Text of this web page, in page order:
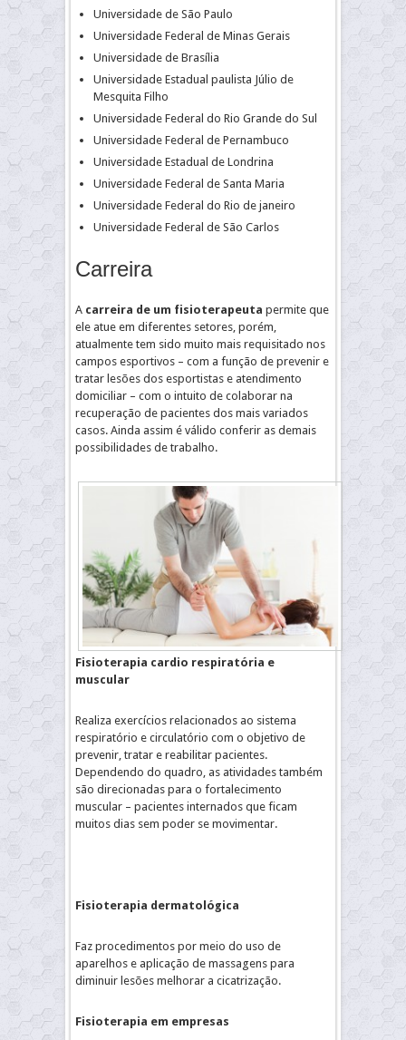
Universidade de São Paulo
Universidade Federal de Minas Gerais
Universidade de Brasília
Universidade Estadual paulista Júlio de
Mesquita Filho
Universidade Federal do Rio Grande do Sul
Universidade Federal de Pernambuco
Universidade Estadual de Londrina
Universidade Federal de Santa Maria
Universidade Federal do Rio de janeiro
Universidade Federal de São Carlos
Carreira
A carreira de um fisioterapeuta permite que
ele atue em diferentes setores, porém,
atualmente tem sido muito mais requisitado nos
campos esportivos – com a função de prevenir e
tratar lesões dos esportistas e atendimento
domiciliar – com o intuito de colaborar na
recuperação de pacientes dos mais variados
casos. Ainda assim é válido conferir as demais
possibilidades de trabalho.
Fisioterapia cardio respiratória e
muscular
Realiza exercícios relacionados ao sistema
respiratório e circulatório com o objetivo de
prevenir, tratar e reabilitar pacientes.
Dependendo do quadro, as atividades também
são direcionadas para o fortalecimento
muscular – pacientes internados que ficam
muitos dias sem poder se movimentar.
Fisioterapia dermatológica
Faz procedimentos por meio do uso de
aparelhos e aplicação de massagens para
diminuir lesões melhorar a cicatrização.
Fisioterapia em empresas